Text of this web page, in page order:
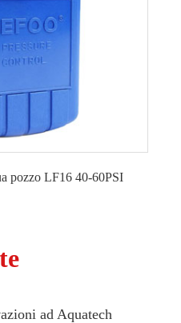
pozzo LF16 40-60PSI
ad Aquatech